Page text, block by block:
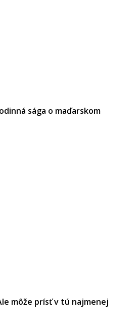
sága o maďarskom
môže prísť v tú najmenej